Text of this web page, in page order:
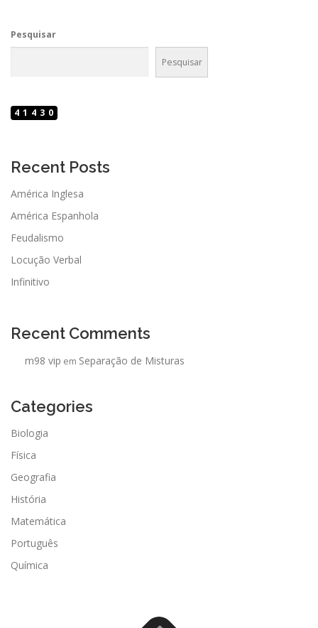
Pesquisar
Pesquisar
41430
Recent Posts
América Inglesa
América Espanhola
Feudalismo
Locução Verbal
Infinitivo
Recent Comments
m98 vip em Separação de Misturas
Categories
Biologia
Física
Geografia
História
Matemática
Português
Química